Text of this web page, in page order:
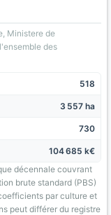
Ministere de
des
518
3 557 ha
730
104 685 k€
décennale couvrant
brute standard (PBS)
par culture et
peut différer du registre